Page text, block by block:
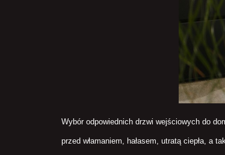
Wybór odpowiednich drzwi wejściowych do
przed włamaniem, hałasem, utratą ciepła, a